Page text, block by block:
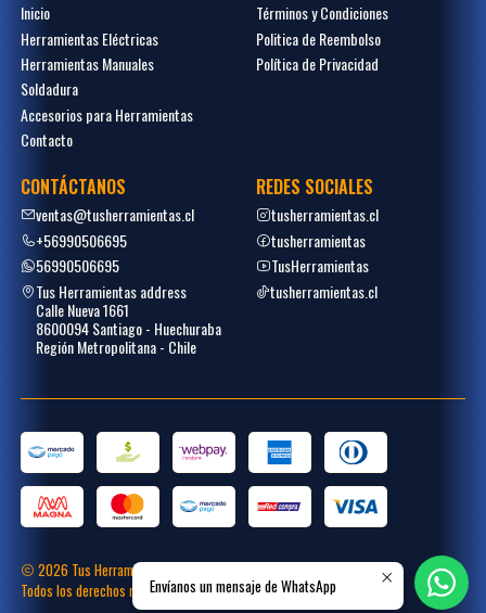
Inicio
Herramientas Eléctricas
Herramientas Manuales
Soldadura
Accesorios para Herramientas
Contacto
Términos y Condiciones
Politica de Reembolso
Política de Privacidad
CONTÁCTANOS
ventas@tusherramientas.cl
+56990506695
56990506695
Tus Herramientas address
Calle Nueva 1661
8600094 Santiago - Huechuraba
Región Metropolitana - Chile
REDES SOCIALES
tusherramientas.cl
tusherramientas
TusHerramientas
tusherramientas.cl
2026 Tus Herramientas.
Todos los derechos reservados.Desarrollado porPlacecommerce
Envíanos un mensaje de WhatsApp